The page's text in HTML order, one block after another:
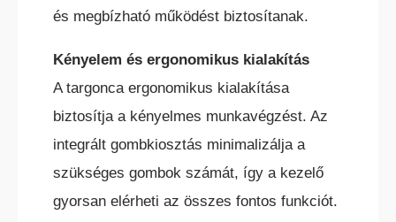
AKCIÓS
és megbízható működést biztosítanak.
Kényelem és ergonomikus kialakítás
A targonca ergonomikus kialakítása
biztosítja a kényelmes munkavégzést. Az
integrált gombkiosztás minimalizálja a
szükséges gombok számát, így a kezelő
gyorsan elérheti az összes fontos funkciót.